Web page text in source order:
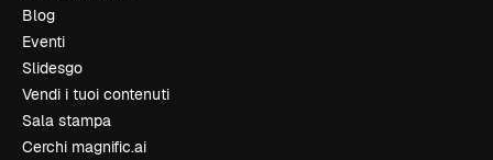
Blog
Eventi
Slidesgo
Vendi i tuoi contenuti
Sala stampa
Cerchi magnific.ai